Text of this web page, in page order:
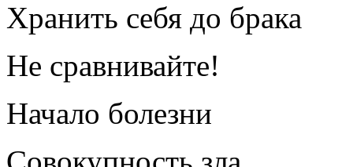
Хранить себя до брака
Не сравнивайте!
Начало болезни